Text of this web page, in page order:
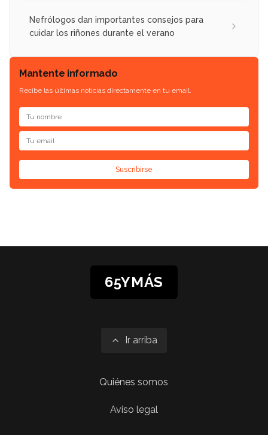
Nefrólogos dan importantes consejos para
cuidar los riñones durante el verano
Mantente informado
Recibe las últimas noticias directamente en tu email.
Suscribirse
65YMÁS
Ir arriba
Quiénes somos
Aviso legal